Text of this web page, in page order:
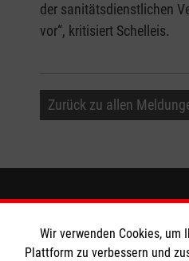
der sanitätsdienstlichen
vor“, kritisiert Schelleis.
Zurück zu allen
Informationen
Impressum
Wir verwenden Cookies,
Plattform zu verbessern und